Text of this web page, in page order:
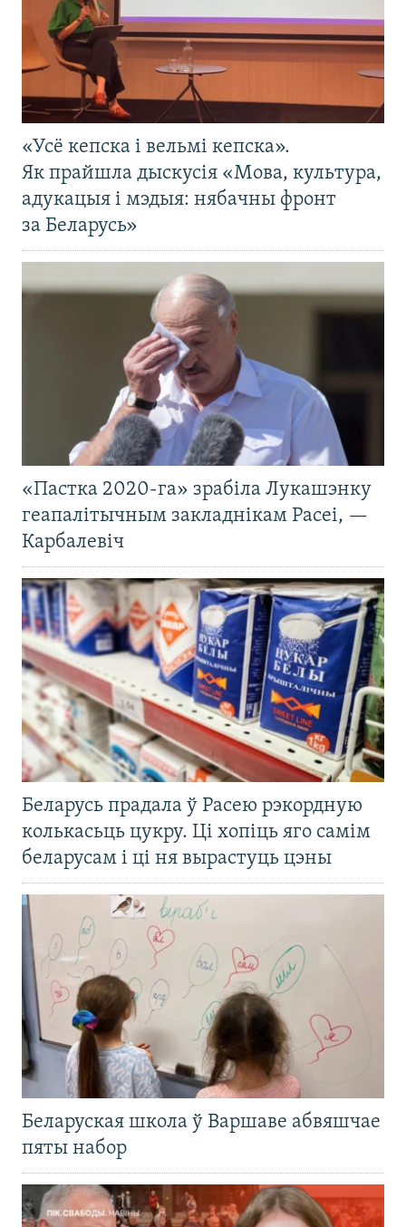
«Усё кепска і вельмі кепска».
Як прайшла дыскусія «Мова, культура,
адукацыя і мэдыя: нябачны фронт
за Беларусь»
«Пастка 2020-га» зрабіла Лукашэнку
геапалітычным закладнікам Расеі, —
Карбалевіч
Беларусь прадала ў Расею рэкордную
колькасьць цукру. Ці хопіць яго самім
беларусам і ці ня вырастуць цэны
Беларуская школа ў Варшаве абвяшчае
пяты набор